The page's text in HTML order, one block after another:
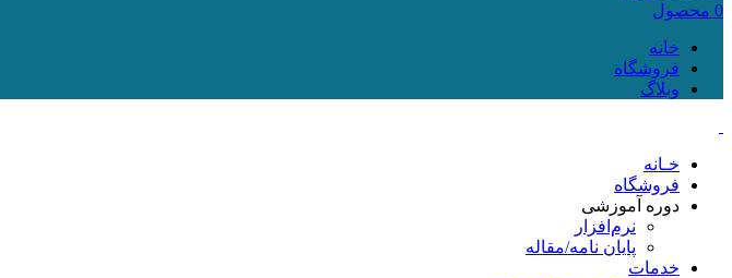
0 محصول
خانه
فروشگاه
وبلاگ
خـانه
فروشگاه
دوره آموزشی
نرم‌افزار
پایان نامه/مقاله
خدمات